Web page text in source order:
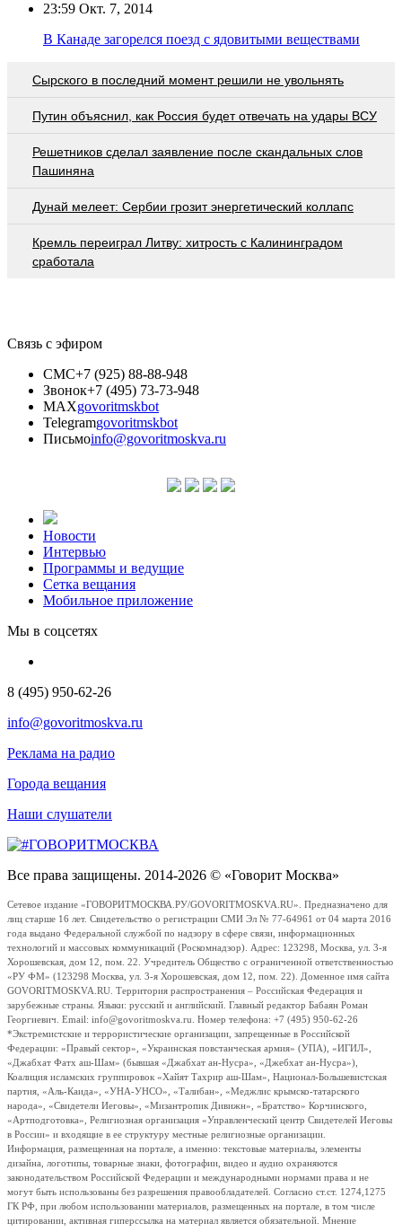
23:59 Окт. 7, 2014
В Канаде загорелся поезд с ядовитыми веществами
Сырского в последний момент решили не увольнять
Путин объяснил, как Россия будет отвечать на удары ВСУ
Решетников cделал заявление после скандальных слов
Пашиняна
Дунай мелеет: Сербии грозит энергетический коллапс
Кремль переиграл Литву: хитрость с Калининградом
сработала
Связь с эфиром
СМС+7 (925) 88-88-948
Звонок+7 (495) 73-73-948
MAXgovoritmskbot
Telegramgovoritmskbot
Письмоinfo@govoritmoskva.ru
Новости
Интервью
Программы и ведущие
Сетка вещания
Мобильное приложение
Мы в соцсетях
8 (495) 950-62-26
info@govoritmoskva.ru
Реклама на радио
Города вещания
Наши слушатели
Все права защищены. 2014-2026 © «Говорит Москва»
Сетевое издание «ГОВОРИТМОСКВА.РУ/GOVORITMOSKVA.RU». Предназначено для
лиц старше 16 лет. Свидетельство о регистрации СМИ Эл № 77-64961 от 04 марта 2016
года выдано Федеральной службой по надзору в сфере связи, информационных
технологий и массовых коммуникаций (Роскомнадзор). Адрес: 123298, Москва, ул. 3-я
Хорошевская, дом 12, пом. 22. Учредитель Общество с ограниченной ответственностью
«РУ ФМ» (123298 Москва, ул. 3-я Хорошевская, дом 12, пом. 22). Доменное имя сайта
GOVORITMOSKVA.RU. Территория распространения – Российская Федерация и
зарубежные страны. Языки: русский и английский. Главный редактор Бабаян Роман
Георгиевич. Email: info@govoritmoskva.ru. Номер телефона: +7 (495) 950-62-26
*Экстремистские и террористические организации, запрещенные в Российской
Федерации: «Правый сектор», «Украинская повстанческая армия» (УПА), «ИГИЛ»,
«Джабхат Фатх аш-Шам» (бывшая «Джабхат ан-Нусра», «Джебхат ан-Нусра»),
Коалиция исламских группировок «Хайят Тахрир аш-Шам», Национал-Большевистская
партия, «Аль-Каида», «УНА-УНСО», «Талибан», «Меджлис крымско-татарского
народа», «Свидетели Иеговы», «Мизантропик Дивижн», «Братство» Корчинского,
«Артподготовка», Религиозная организация «Управленческий центр Свидетелей Иеговы
в России» и входящие в ее структуру местные религиозные организации.
Информация, размещенная на портале, а именно: текстовые материалы, элементы
дизайна, логотипы, товарные знаки, фотографии, видео и аудио охраняются
законодательством Российской Федерации и международными нормами права и не
могут быть использованы без разрешения правообладателей. Согласно ст.ст. 1274,1275
ГК РФ, при любом использовании материалов, размещенных на портале, в том числе
цитировании, активная гиперссылка на материал является обязательной. Мнение